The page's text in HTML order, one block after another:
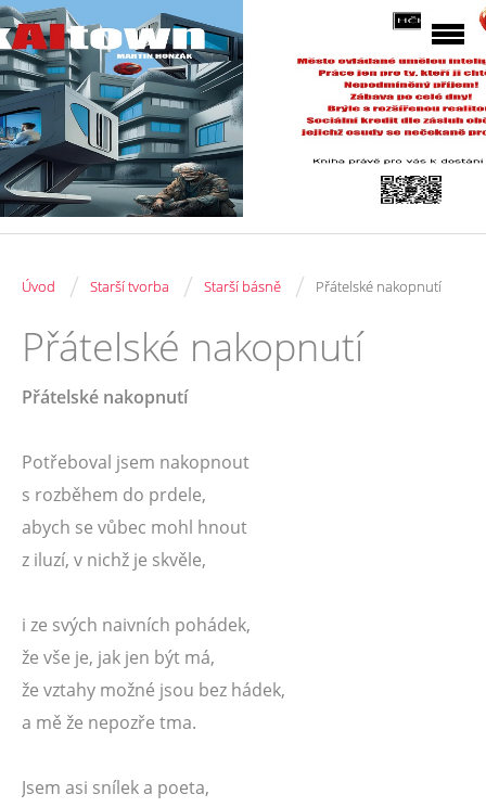
Úvod / Starší tvorba / Starší básně / Přátelské nakopnutí
Přátelské nakopnutí
Přátelské nakopnutí
Potřeboval jsem nakopnout
s rozběhem do prdele,
abych se vůbec mohl hnout
z iluzí, v nichž je skvěle,
i ze svých naivních pohádek,
že vše je, jak jen být má,
že vztahy možné jsou bez hádek,
a mě že nepozře tma.
Jsem asi snílek a poeta,